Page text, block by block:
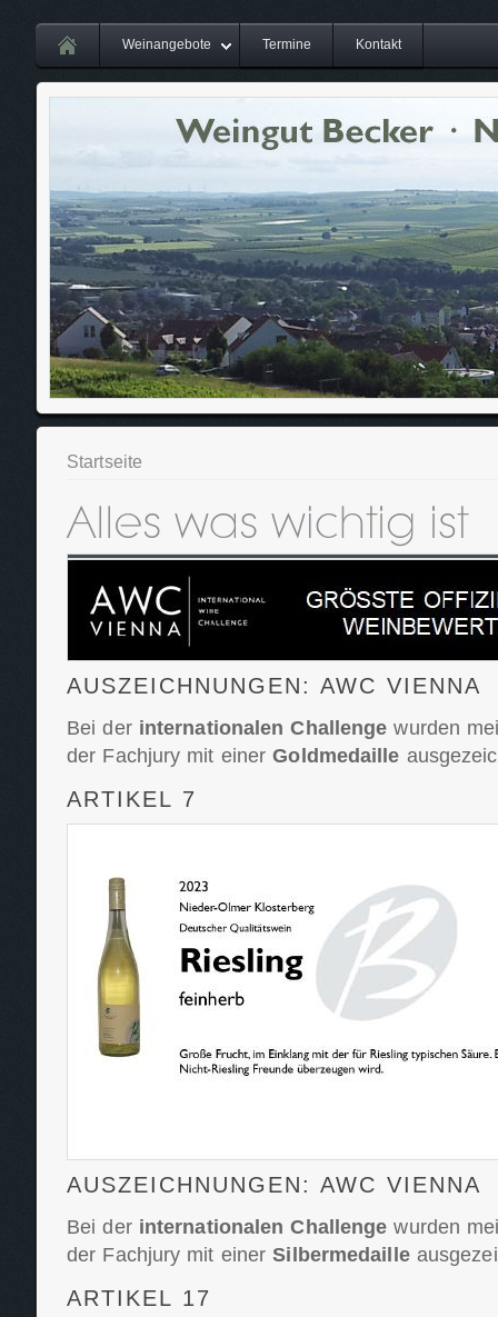
Weinangebote Termine Kontakt
Startseite
AUSZEICHNUNGEN: AWC VIENNA
Bei der internationalen Challenge wurden
der Fachjury mit einerGoldmedaille
ARTIKEL 7
AUSZEICHNUNGEN: AWC VIENNA
Bei der internationalen Challenge wurden
der Fachjury mit einerSilbermedaille
ARTIKEL 17